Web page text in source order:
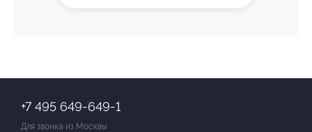
+7 495 649-649-1
Для звонка из Москвы